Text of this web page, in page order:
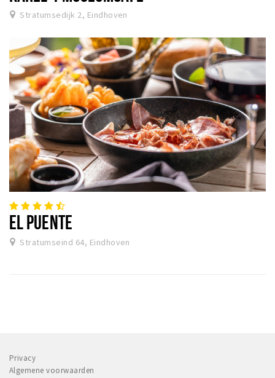
Stratumsedijk 2, Eindhoven
EL PUENTE
Stratumseind 64, Eindhoven
Privacy
Algemene voorwaarden